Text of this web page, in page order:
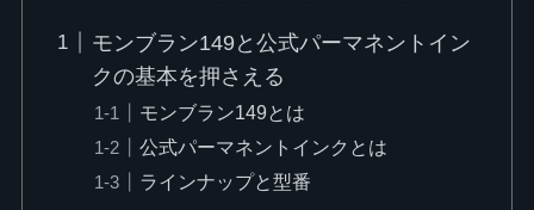
モンブラン149と公式パーマネントイン
クの基本を押さえる
モンブラン149とは
公式パーマネントインクとは
ラインナップと型番